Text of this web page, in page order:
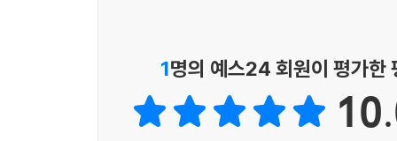
1명의 예스24 회원이 평가한